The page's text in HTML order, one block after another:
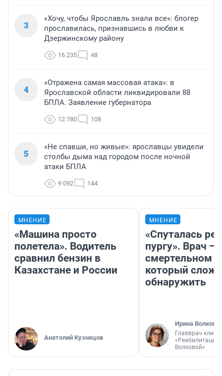
3
«Хочу, чтобы Ярославль знали все»: блогер
прославилась, признавшись в любви к
Дзержинскому району
16 235 48
4
«Отражена самая массовая атака»: в
Ярославской области ликвидировали 88
БПЛА. Заявление губернатора
12 780 108
5
«Не спавши, но живые»: ярославцы увидели
столбы дыма над городом после ночной
атаки БПЛА
9 092 144
МНЕНИЕ
«Машина просто
полетела». Водитель
сравнил бензин в
Казахстане и России
Анатолий Кузнецов
МНЕНИЕ
«Спуталась
пургу». Врач —
смертельном
который
обнаружить
Ирина Волкова
Главврач
«Реабилитация
Волковой»